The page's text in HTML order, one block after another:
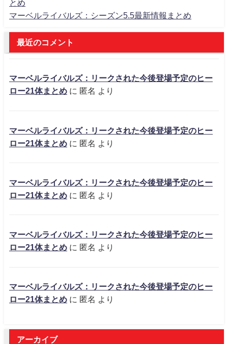
とめ
マーベルライバルズ：シーズン5.5最新情報まとめ
最近のコメント
マーベルライバルズ：リークされた今後登場予定のヒー
ロー21体まとめ に 匿名 より
マーベルライバルズ：リークされた今後登場予定のヒー
ロー21体まとめ に 匿名 より
マーベルライバルズ：リークされた今後登場予定のヒー
ロー21体まとめ に 匿名 より
マーベルライバルズ：リークされた今後登場予定のヒー
ロー21体まとめ に 匿名 より
マーベルライバルズ：リークされた今後登場予定のヒー
ロー21体まとめ に 匿名 より
アーカイブ